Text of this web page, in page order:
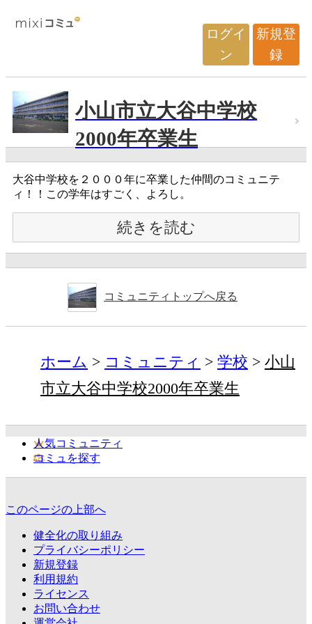
ログイ
ン
新規登
録
小山市立大谷中学校
2000年卒業生
大谷中学校を２０００年に卒業した仲間のコミュニテ
ィ！！この学年はすごく、よろし。
続きを読む
コミュニティトップへ戻る
ホーム コミュニティ 学校
小山
市立大谷中学校2000年卒業生
人気コミュニティ
コミュを探す
このページの上部へ
健全化の取り組み
プライバシーポリシー
新規登録
利用規約
ライセンス
お問い合わせ